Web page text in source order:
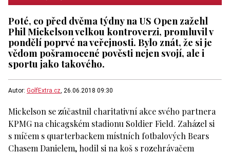
Poté, co před dvěma týdny na US Open zažehl
Phil Mickelson velkou kontroverzi, promluvil v
pondělí poprvé na veřejnosti. Bylo znát, že si je
vědom pošramocené pověsti nejen svojí, ale i
sportu jako takového.
Autor: GolfExtra.cz, 26.06.2018 09:30
Mickelson se zúčastnil charitativní akce svého partnera
KPMG na chicagském stadionu Soldier Field. Zaházel si
s míčem s quarterbackem místních fotbalových Bears
Chasem Danielem, hodil si na koš s rozehrávačem